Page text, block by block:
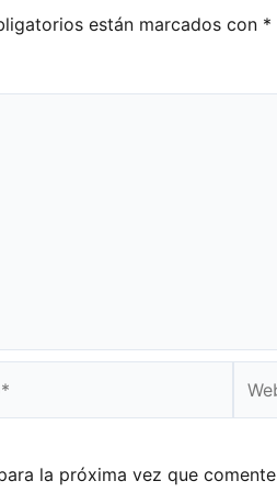
están marcados con *
la próxima vez que